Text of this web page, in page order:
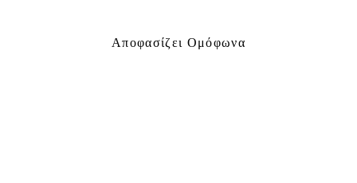
Αποφασίζει Ομόφωνα